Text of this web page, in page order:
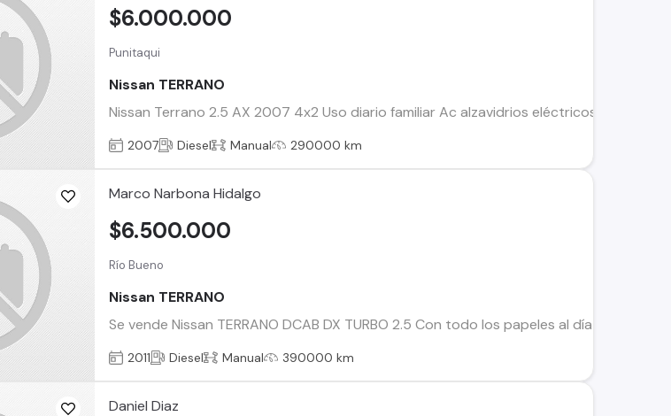
Punitaqui
Nissan TERRANO
Nissan Terrano 2.5 AX 2007 4x2 Uso diario familiar Ac alzavidrios eléctricos
$6.000.000
2007 Diesel Manual 290000 km
Marco Narbona Hidalgo
Río Bueno
Nissan TERRANO
Se vende Nissan TERRANO DCAB DX TURBO 2.5 Con todo los papeles al día y
$6.500.000
2011 Diesel Manual 390000 km
Daniel Diaz